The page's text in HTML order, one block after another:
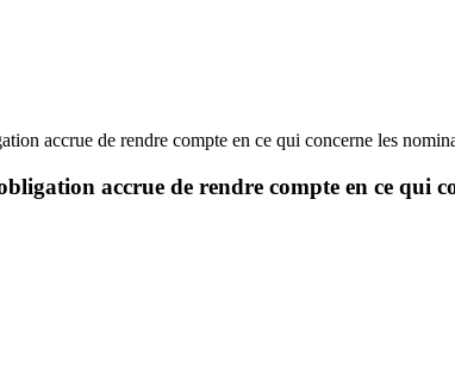
accrue de rendre compte en ce qui concerne les
accrue de rendre compte en ce qui